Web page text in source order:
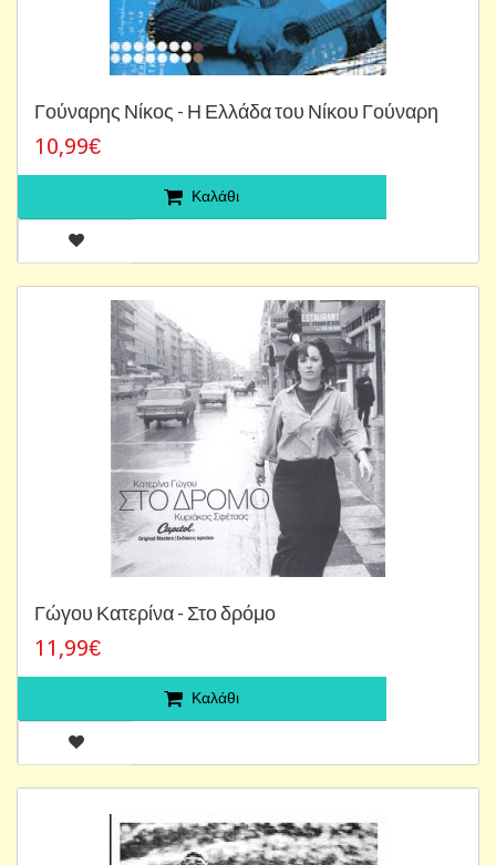
Γούναρης Νίκος - Η Ελλάδα του Νίκου Γούναρη
10,99€
Καλάθι
Γώγου Κατερίνα - Στο δρόμο
11,99€
Καλάθι